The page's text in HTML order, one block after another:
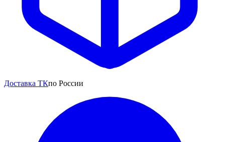
Доставка ТКпо России